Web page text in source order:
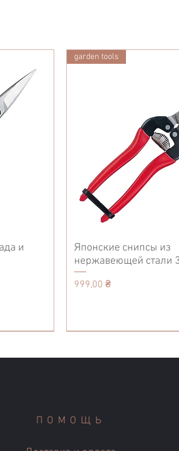
и
garden tools
Японские снипсы из
нержавеющей стали
Цена
999,00 ₴
ПОМОЩЬ